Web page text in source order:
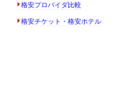
格安プロバイダ比較
格安チケット・格安ホテル